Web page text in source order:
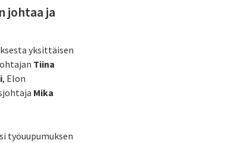
johtaa ja
yksittäisen
Tiina
, Elon
Mika
työuupumuksen